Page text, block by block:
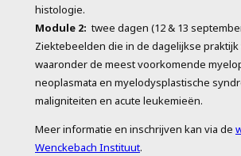
histologie.
Module 2:twee dagen (12 & 13
Ziektebeelden die in de dagelijkse
waaronder de meest voorkomende
neoplasmata en myelodysplastische
maligniteiten en acute leukemieën.
Meer informatie en inschrijven kan via de
Wenckebach Instituut.